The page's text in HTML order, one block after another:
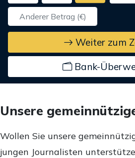
Weiter zum
Bank-
Unsere
Wollen Sie unsere
jungen Journalisten